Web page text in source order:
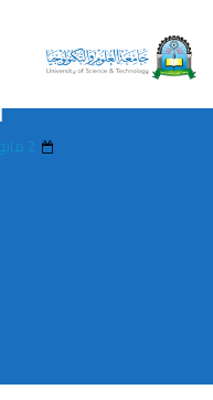
رئيس
والخدمات